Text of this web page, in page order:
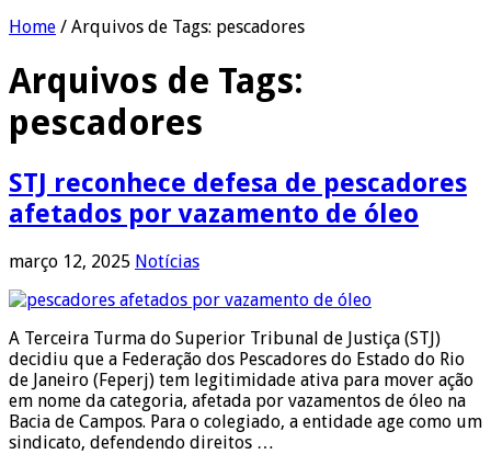
Home / Arquivos de Tags: pescadores
Arquivos de Tags:
pescadores
STJ reconhece defesa de pescadores
afetados por vazamento de óleo
março 12, 2025 Notícias
A Terceira Turma do Superior Tribunal de Justiça (STJ)
decidiu que a Federação dos Pescadores do Estado do Rio
de Janeiro (Feperj) tem legitimidade ativa para mover ação
em nome da categoria, afetada por vazamentos de óleo na
Bacia de Campos. Para o colegiado, a entidade age como um
sindicato, defendendo direitos …